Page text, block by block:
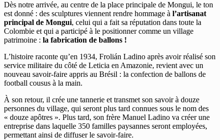
Dès notre arrivée, au centre de la place principale de Mongui, le ton
est donné : des sculptures viennent rendre hommage à l’artisanat
principal de Mongui, celui qui a fait sa réputation dans toute la
Colombie et qui a participé à le positionner comme un village
patrimoine : la fabrication de ballons !
L’histoire raconte qu’en 1934, Frolián Ladino après avoir réalisé son
service militaire du côté de Leticia en Amazonie, revient avec un
nouveau savoir-faire appris au Brésil : la confection de ballons de
football cousus à la main.
À son retour, il crée une tannerie et transmet son savoir à douze
personnes du village, qui seront plus tard connues sous le nom des
« douze apôtres ». Plus tard, son frère Manuel Ladino va créer une
entreprise dans laquelle 350 familles paysannes seront employées,
permettant ainsi de diffuser le savoir-faire.